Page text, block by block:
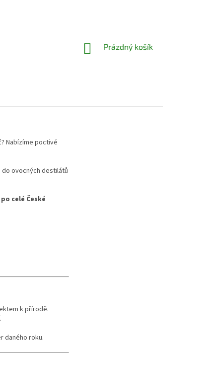
NÁKUPNÍ
Prázdný košík
Nabízíme poctivé
ovocných destilátů
celé České
k přírodě.
daného roku.